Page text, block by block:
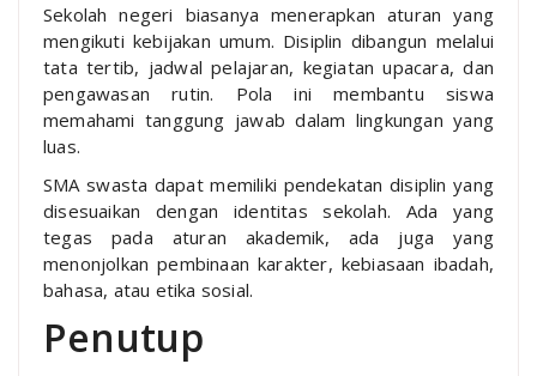
Sekolah negeri biasanya menerapkan aturan yang
mengikuti kebijakan umum. Disiplin dibangun melalui
tata tertib, jadwal pelajaran, kegiatan upacara, dan
pengawasan rutin. Pola ini membantu siswa
memahami tanggung jawab dalam lingkungan yang
luas.
SMA swasta dapat memiliki pendekatan disiplin yang
disesuaikan dengan identitas sekolah. Ada yang
tegas pada aturan akademik, ada juga yang
menonjolkan pembinaan karakter, kebiasaan ibadah,
bahasa, atau etika sosial.
Penutup